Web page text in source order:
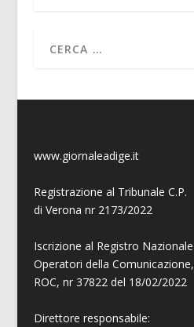
www.giornaleadige.it
Registrazione al Tribunale C.P.
di Verona nr 2173/2022
Iscrizione al Registro Nazionale
Operatori della Comunicazione,
ROC, nr 37822 del 18/02/2022
Direttore responsabile: